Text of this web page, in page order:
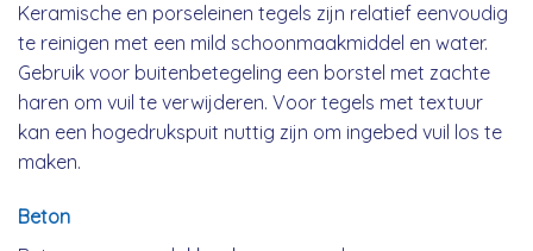
Keramische en porseleinen tegels zijn relatief eenvoudig
te reinigen met een mild schoonmaakmiddel en water.
Gebruik voor buitenbetegeling een borstel met zachte
haren om vuil te verwijderen. Voor tegels met textuur
kan een hogedrukspuit nuttig zijn om ingebed vuil los te
maken.
Beton